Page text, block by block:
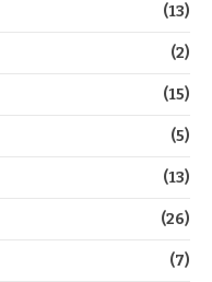
(13)
(2)
(15)
(5)
(13)
(26)
(7)